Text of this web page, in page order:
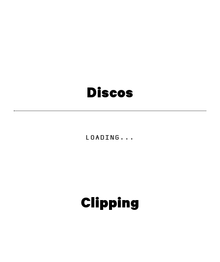
Discos
LOADING...
Clipping